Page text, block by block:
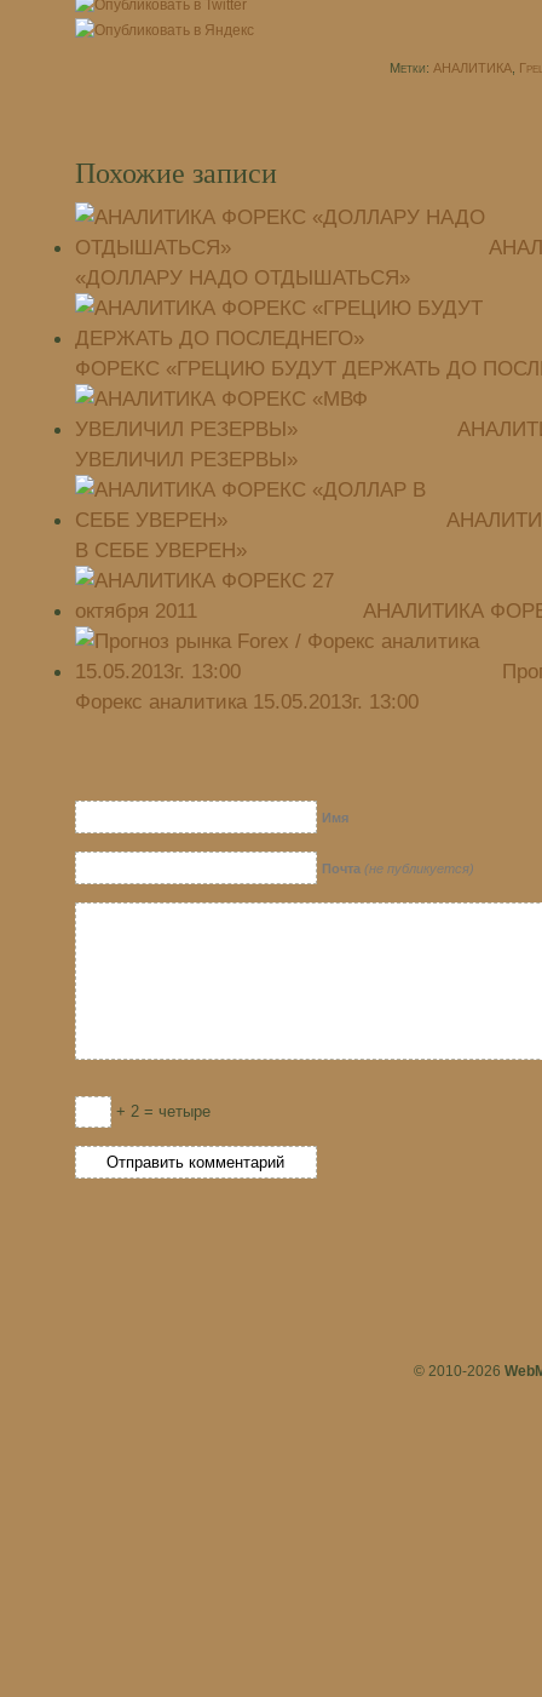
Метки: АНАЛИТИКА,
Похожие записи
«ДОЛЛАРУ НАДО ОТДЫШАТЬСЯ»
ФОРЕКС «ГРЕЦИЮ БУДУТ ДЕРЖАТЬ ДО
УВЕЛИЧИЛ РЕЗЕРВЫ»
В СЕБЕ УВЕРЕН»
АНАЛИТИКА
Форекс аналитика 15.05.2013г. 13:00
Имя
Почта (не публикуется)
+ 2 = четыре
© 2010-2026